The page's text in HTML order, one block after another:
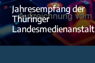
Jahresempfang der
Thüringer
Landesmedienanstalt